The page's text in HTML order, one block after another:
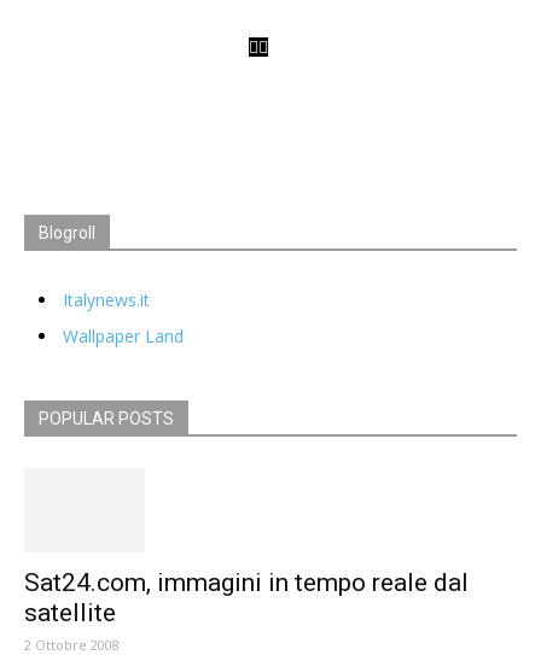
Blogroll
Italynews.it
Wallpaper Land
POPULAR POSTS
Sat24.com, immagini in tempo reale dal
satellite
2 Ottobre 2008